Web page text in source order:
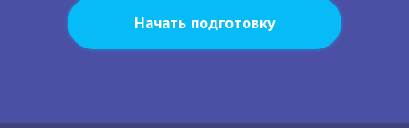
Начать подготовку